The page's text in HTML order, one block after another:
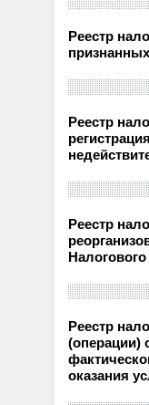
Реестр
Реестр
Реестр
Реестр
(операции)
оказания